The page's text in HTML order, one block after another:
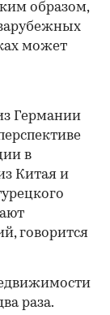
образом,
может
Германии
в
Китая и
говорится
раза.